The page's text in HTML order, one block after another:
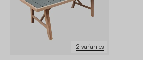
2 variantes